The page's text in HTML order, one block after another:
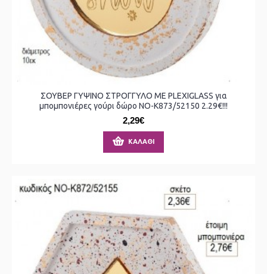
ΣΟΥΒΕΡ ΓΥΨΙΝΟ ΣΤΡΟΓΓΥΛΟ ΜΕ PLEXIGLASS για
μπομπονιέρες γούρι δώρο ΝΟ-Κ873/52150 2.29€!!!
2,29€
ΚΑΛΆΘΙ